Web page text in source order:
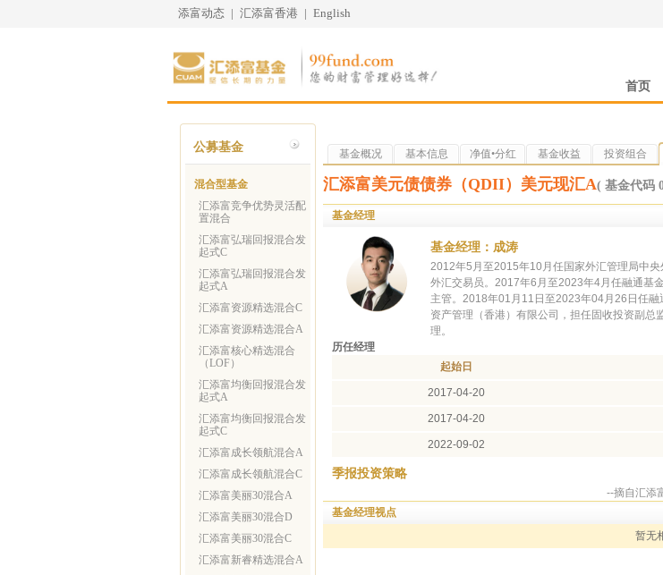
添富动态 | 汇添富香港 | English
首页
公募基金
混合型基金
汇添富竞争优势灵活配
置混合
汇添富弘瑞回报混合发
起式C
汇添富弘瑞回报混合发
起式A
汇添富资源精选混合C
汇添富资源精选混合A
汇添富核心精选混合
（LOF）
汇添富均衡回报混合发
起式A
汇添富均衡回报混合发
起式C
汇添富成长领航混合A
汇添富成长领航混合C
汇添富美丽30混合A
汇添富美丽30混合D
汇添富美丽30混合C
汇添富新睿精选混合A
基金概况 基本信息 净值•分红 基金收益 投资组合
汇添富美元债债券（QDII）美元现汇A( 基金代码
基金经理
基金经理：成涛
2012年5月至2015年10月任国家外汇管理局中
外汇交易员。2017年6月至2023年4月任融通基
主管。2018年01月11日至2023年04月26日任
资产管理（香港）有限公司，担任固收投资副
理。
历任经理
起始日
2017-04-20
2017-04-20
2022-09-02
季报投资策略
--摘自汇添
基金经理视点
暂无